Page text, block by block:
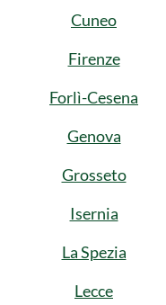
Cuneo
Firenze
Forlì-Cesena
Genova
Grosseto
Isernia
La Spezia
Lecce